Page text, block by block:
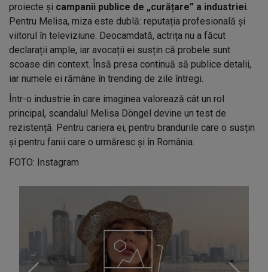
proiecte și campanii publice de „curățare” a industriei.
Pentru Melisa, miza este dublă: reputația profesională și
viitorul în televiziune. Deocamdată, actrița nu a făcut
declarații ample, iar avocații ei susțin că probele sunt
scoase din context. Însă presa continuă să publice detalii,
iar numele ei rămâne în trending de zile întregi.
Într-o industrie în care imaginea valorează cât un rol
principal, scandalul Melisa Döngel devine un test de
rezistență. Pentru cariera ei, pentru brandurile care o susțin
și pentru fanii care o urmăresc și în România.
FOTO: Instagram